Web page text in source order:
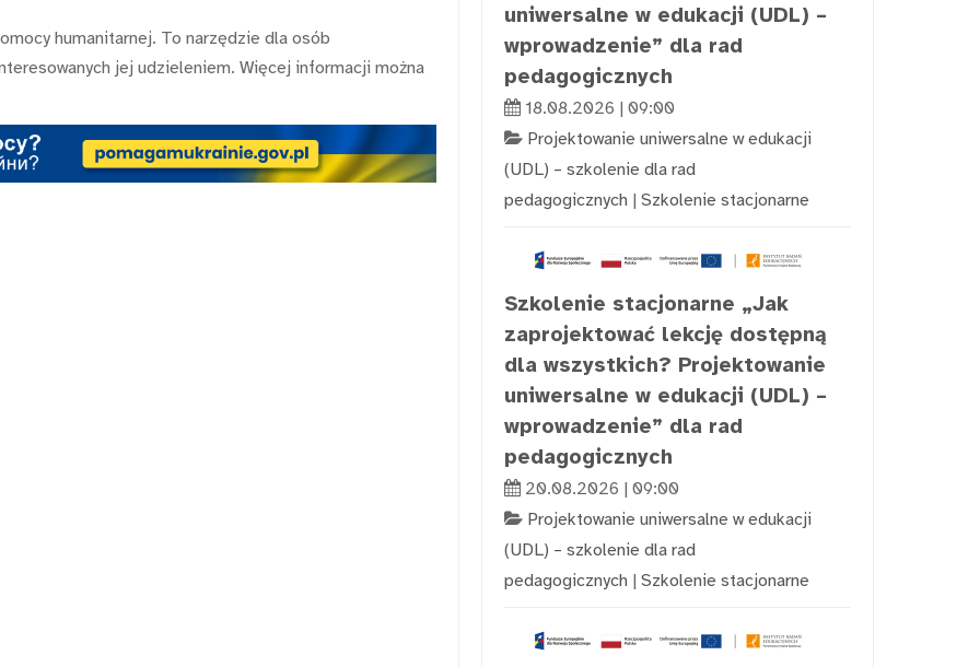
humanitarnej. To narzędzie dla osób
jej udzieleniem. Więcej informacji można
uniwersalne w edukacji (UDL) –
wprowadzenie” dla rad
pedagogicznych
18.08.2026 | 09:00
Projektowanie uniwersalne w edukacji
(UDL) – szkolenie dla rad
pedagogicznych | Szkolenie stacjonarne
Szkolenie stacjonarne „Jak
zaprojektować lekcję dostępną
dla wszystkich? Projektowanie
uniwersalne w edukacji (UDL) –
wprowadzenie” dla rad
pedagogicznych
20.08.2026 | 09:00
Projektowanie uniwersalne w edukacji
(UDL) – szkolenie dla rad
pedagogicznych | Szkolenie stacjonarne